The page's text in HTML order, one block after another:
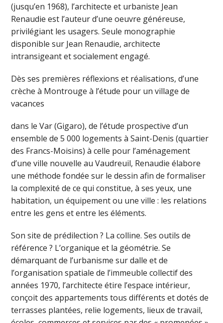
(jusqu’en 1968), l’architecte et urbaniste Jean
Renaudie est l’auteur d’une oeuvre généreuse,
privilégiant les usagers. Seule monographie
disponible sur Jean Renaudie, architecte
intransigeant et socialement engagé.
Dès ses premières réflexions et réalisations, d’une
crèche à Montrouge à l’étude pour un village de
vacances
dans le Var (Gigaro), de l’étude prospective d’un
ensemble de 5 000 logements à Saint-Denis (quartier
des Francs-Moisins) à celle pour l’aménagement
d’une ville nouvelle au Vaudreuil, Renaudie élabore
une méthode fondée sur le dessin afin de formaliser
la complexité de ce qui constitue, à ses yeux, une
habitation, un équipement ou une ville : les relations
entre les gens et entre les éléments.
Son site de prédilection ? La colline. Ses outils de
référence ? L’organique et la géométrie. Se
démarquant de l’urbanisme sur dalle et de
l’organisation spatiale de l’immeuble collectif des
années 1970, l’architecte étire l’espace intérieur,
conçoit des appartements tous différents et dotés de
terrasses plantées, relie logements, lieux de travail,